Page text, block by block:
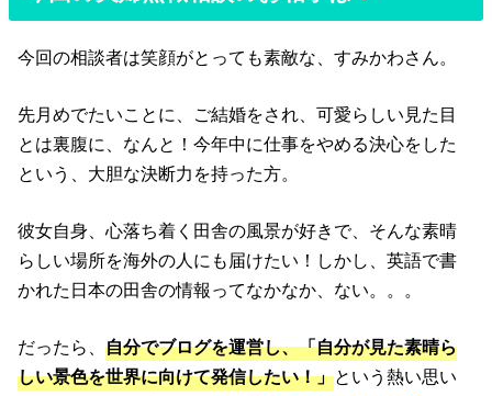
今回の相談者は笑顔がとっても素敵な、すみかわさん。
先月めでたいことに、ご結婚をされ、可愛らしい見た目
とは裏腹に、なんと！今年中に仕事をやめる決心をした
という、大胆な決断力を持った方。
彼女自身、心落ち着く田舎の風景が好きで、そんな素晴
らしい場所を海外の人にも届けたい！しかし、英語で書
かれた日本の田舎の情報ってなかなか、ない。。。
だったら、自分でブログを運営し、「自分が見た素晴ら
しい景色を世界に向けて発信したい！」という熱い思い